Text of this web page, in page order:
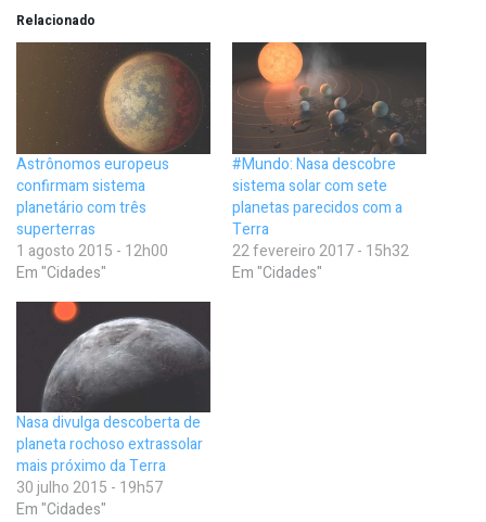
Relacionado
Astrônomos europeus
confirmam sistema
planetário com três
superterras
1 agosto 2015 - 12h00
Em "Cidades"
#Mundo: Nasa descobre
sistema solar com sete
planetas parecidos com a
Terra
22 fevereiro 2017 - 15h32
Em "Cidades"
Nasa divulga descoberta de
planeta rochoso extrassolar
mais próximo da Terra
30 julho 2015 - 19h57
Em "Cidades"